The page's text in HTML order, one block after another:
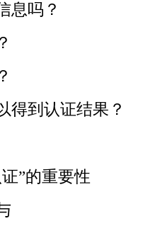
息吗？
得到认证结果？
”的重要性